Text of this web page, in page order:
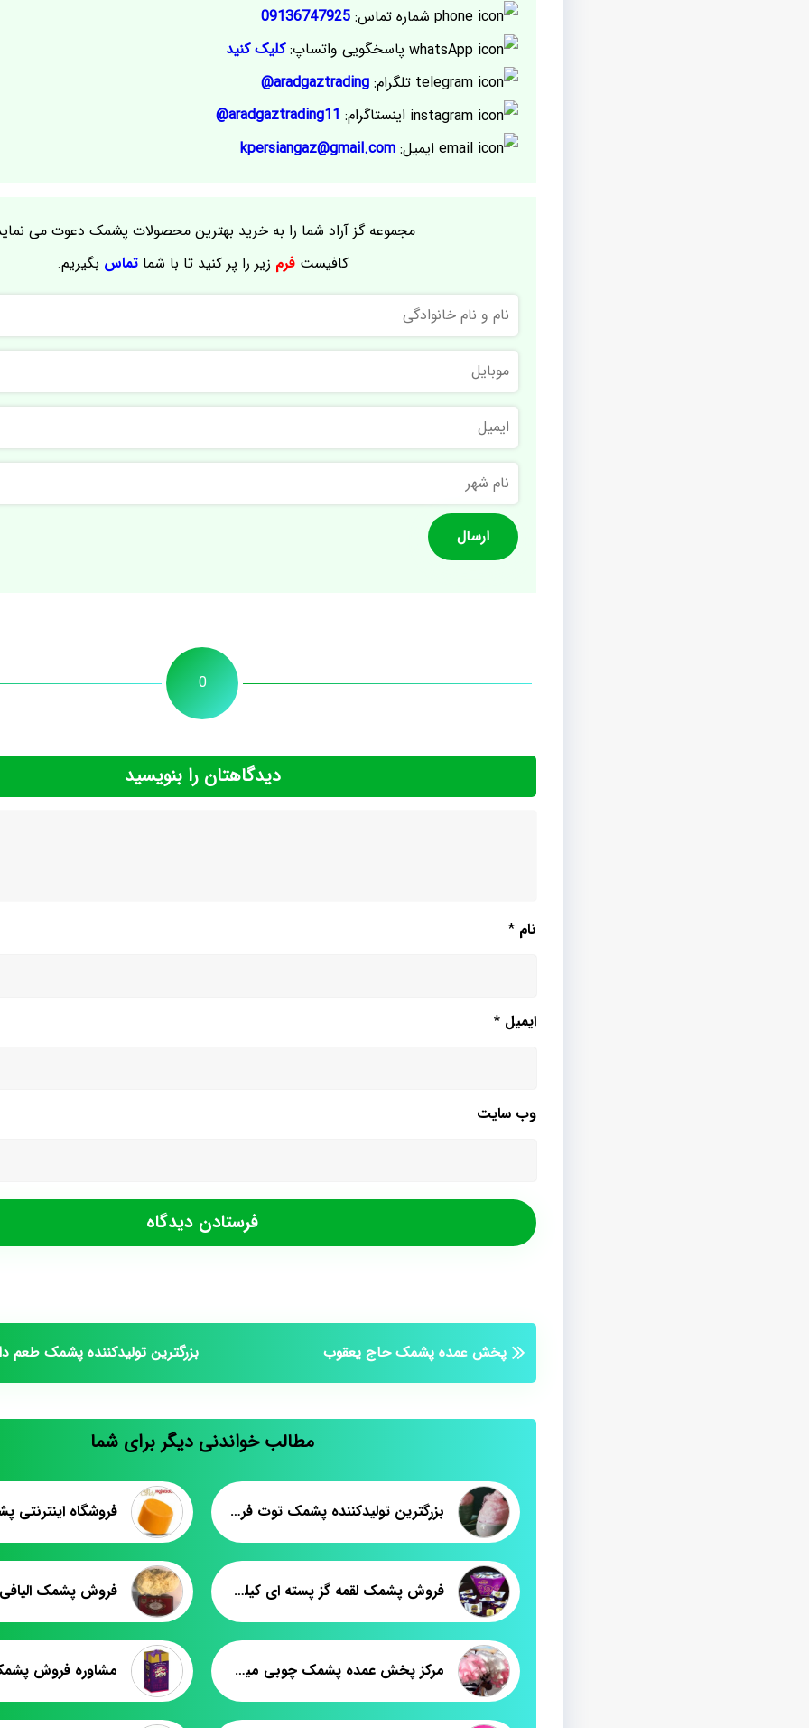
شماره تماس: 09136747925
پاسخگویی واتساپ:کلیک کنید
تلگرام: aradgaztrading@
اینستاگرام: aradgaztrading11@
ایمیل: kpersiangaz@gmail.com
مجموعه گز آراد شما را به خرید بهترین محصولات پشمک دعوت می
کافیستفرم زیر را پر کنید تا با شماتماس بگیریم.
و
نام
خانوادگی
موبایل
ایمیل
نام
شهر
0
دیدگاهتان را بنویسید
نام *
ایمیل *
وب‌ سایت
پخش عمده پشمک حاج یعقوب بزرگترین تولیدکننده پشمک طعم
مطالب خواندنی دیگر برای شما
بزرگترین تولیدکننده پشمک توت فرنگی فروشگاه اینترنتی
فروش پشمک لقمه گز پسته ای کیلویی
مرکز پخش عمده پشمک چوبی میوه ای در کشور مشاوره فروش